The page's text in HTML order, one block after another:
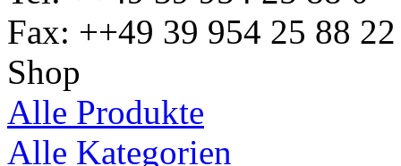
Fax: ++49 39 954 25 88 22
Shop
Alle Produkte
Alle Kategorien